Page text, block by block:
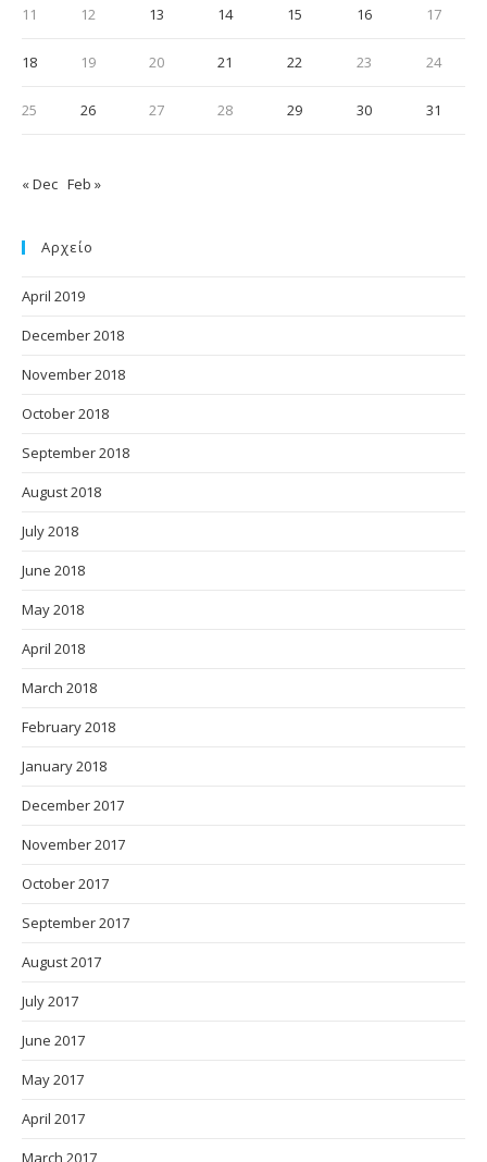
11 12 13 14 15 16 17
18 19 20 21 22 23 24
25 26 27 28 29 30 31
« Dec Feb »
Αρχείο
April 2019
December 2018
November 2018
October 2018
September 2018
August 2018
July 2018
June 2018
May 2018
April 2018
March 2018
February 2018
January 2018
December 2017
November 2017
October 2017
September 2017
August 2017
July 2017
June 2017
May 2017
April 2017
March 2017